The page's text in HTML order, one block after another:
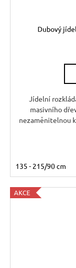
Dubový
Jídelní
masivního
nezaměnitelnou
135 - 215/90 cm
AKCE